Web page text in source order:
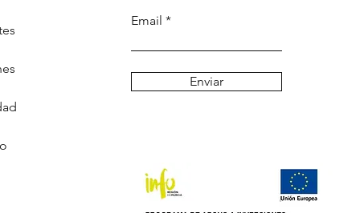
Email
Enviar